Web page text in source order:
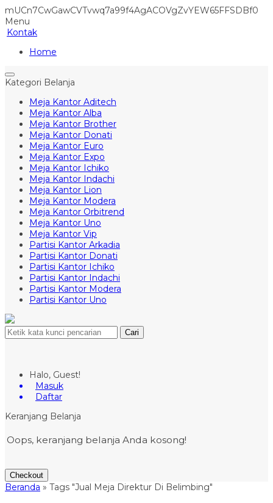
mUCn7CwGawCVTvwq7a99f4AgACOVgZvYEW65FFSDBf0
Menu
Kontak
Home
Kategori Belanja
Meja Kantor Aditech
Meja Kantor Alba
Meja Kantor Brother
Meja Kantor Donati
Meja Kantor Euro
Meja Kantor Expo
Meja Kantor Ichiko
Meja Kantor Indachi
Meja Kantor Lion
Meja Kantor Modera
Meja Kantor Orbitrend
Meja Kantor Uno
Meja Kantor Vip
Partisi Kantor Arkadia
Partisi Kantor Donati
Partisi Kantor Ichiko
Partisi Kantor Indachi
Partisi Kantor Modera
Partisi Kantor Uno
Cari
Halo, Guest!
Masuk
Daftar
Keranjang Belanja
Oops, keranjang belanja Anda kosong!
Checkout
Beranda » Tags "Jual Meja Direktur Di Belimbing"